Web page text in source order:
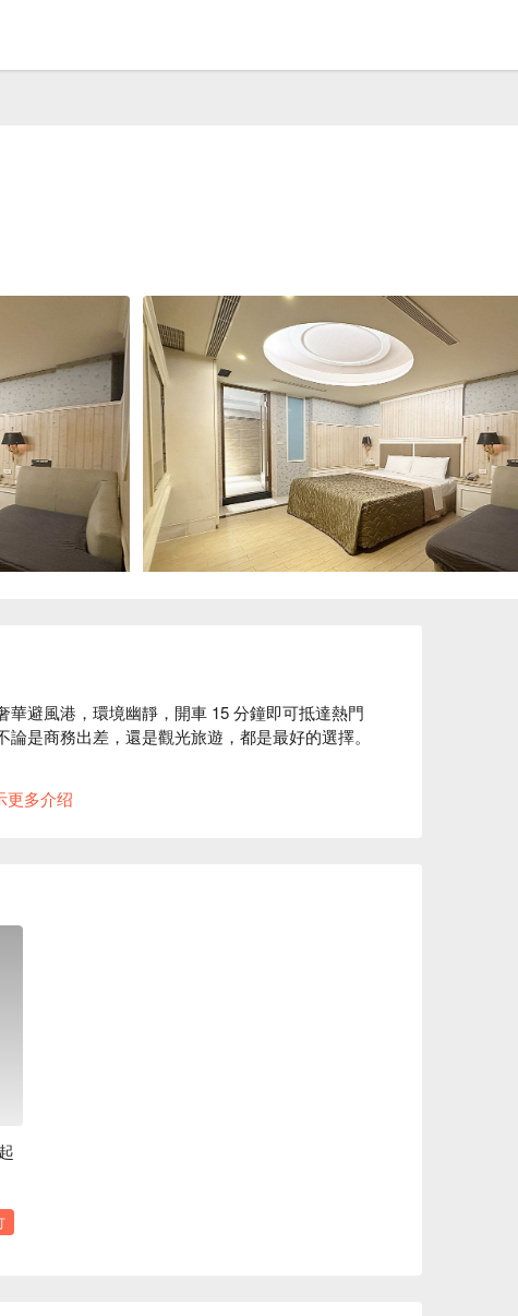
避風港，環境幽靜，開車 15 分鐘即可抵達熱門
是商務出差，還是觀光旅遊，都是最好的選擇。
更多介绍
起